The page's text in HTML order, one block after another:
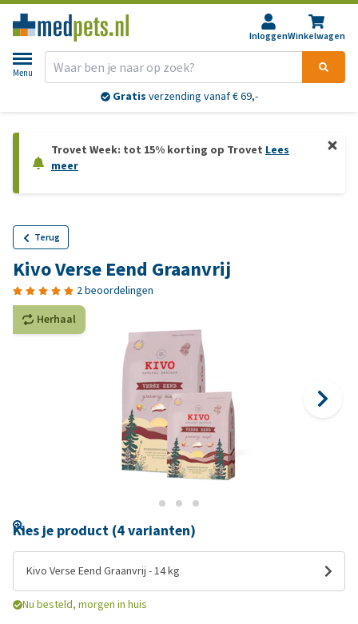
InloggenWinkelwagen
Menu
Gratis verzending vanaf € 69,-
Trovet Week: tot 15% korting op Trovet Lees
meer
Terug
Kivo Verse Eend Graanvrij
2 beoordelingen
Herhaal
Kies je product (4 varianten)
Kivo Verse Eend Graanvrij - 14 kg
Nu besteld, morgen in huis